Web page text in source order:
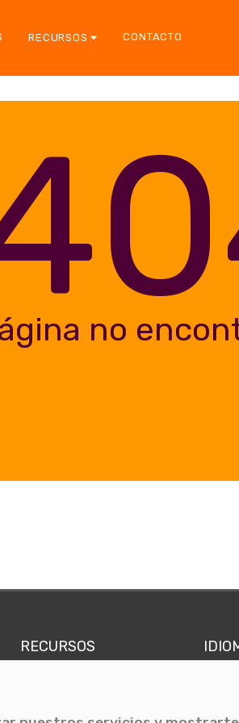
RECURSOS CONTACTO
no
RECURSOS